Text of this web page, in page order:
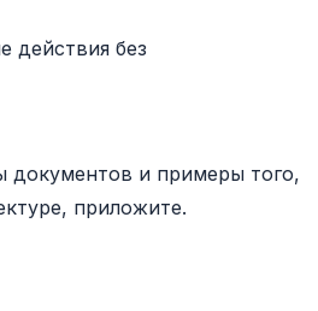
действия без
документов и примеры того,
приложите.